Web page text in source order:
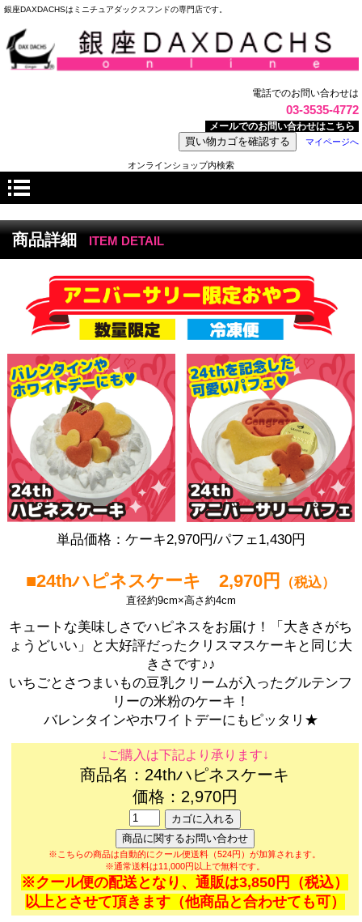
銀座DAXDACHSはミニチュアダックスフンドの専門店です。
電話でのお問い合わせは
03-3535-4772
メールでのお問い合わせはこちら
マイページへ
オンラインショップ内検索
商品詳細 ITEM DETAIL
単品価格：ケーキ2,970円/パフェ1,430円
■24thハピネスケーキ 2,970円 （税込）
直径約9cm×高さ約4cm
キュートな美味しさでハピネスをお届け！「大きさがち
ょうどいい」と大好評だったクリスマスケーキと同じ大
きさです♪♪
いちごとさつまいもの豆乳クリームが入ったグルテンフ
リーの米粉のケーキ！
バレンタインやホワイトデーにもピッタリ★
↓ご購入は下記より承ります↓
商品名：24thハピネスケーキ
価格：2,970円
※こちらの商品は自動的にクール便送料（524円）が加算されます。
※通常送料は11,000円以上で無料です。
※クール便の配送となり、通販は3,850円（税込）
以上とさせて頂きます（他商品と合わせても可）